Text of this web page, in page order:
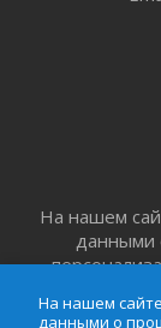
31 июля 2026
«Корвет»
31 июля 2026
Правила
31 июля 2026
На нашем
данными
сайтом,
На нашем
данными о